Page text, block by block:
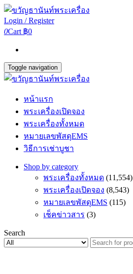
Login / Register
0Cart ฿0
Toggle navigation
หน้าแรก
พระเครื่องเปิดจอง
พระเครื่องทั้งหมด
หมายเลขพัสดุEMS
วิธีการเช่าบูชา
Shop by category
พระเครื่องทั้งหมด (11,554)
พระเครื่องเปิดจอง (8,543)
หมายเลขพัสดุEMS (115)
เช็คข่าวสาร (3)
Search